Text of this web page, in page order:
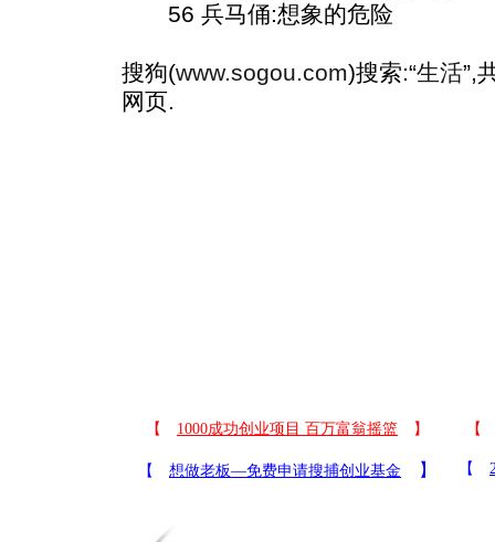
56 兵马俑:想象的危险
搜狗(www.sogou.com)搜索:“生活”,
网页.